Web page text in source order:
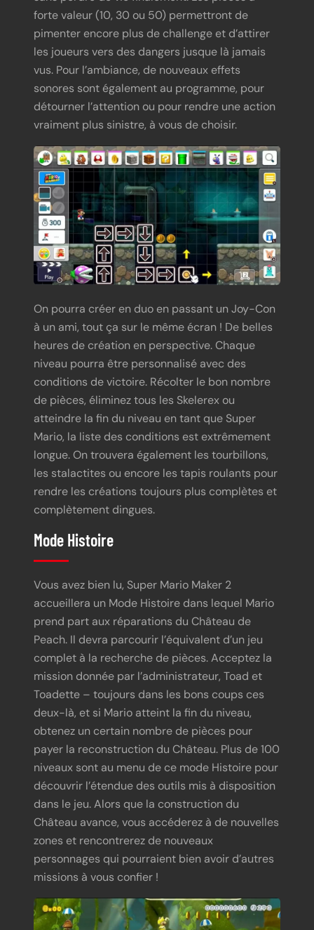
forte valeur (10, 30 ou 50) permettront de
pimenter encore plus de challenge et d’attirer
les joueurs vers des dangers jusque là jamais
vus. Pour l’ambiance, de nouveaux effets
sonores sont également au programme, pour
détourner l’attention ou pour rendre une action
vraiment plus sinistre, à vous de choisir.
On pourra créer en duo en passant un Joy-Con
à un ami, tout ça sur le même écran ! De belles
heures de création en perspective. Chaque
niveau pourra être personnalisé avec des
conditions de victoire. Récolter le bon nombre
de pièces, éliminez tous les Skelerex ou
atteindre la fin du niveau en tant que Super
Mario, la liste des conditions est extrêmement
longue. On trouvera également les tourbillons,
les stalactites ou encore les tapis roulants pour
rendre les créations toujours plus complètes et
complètement dingues.
Mode Histoire
Vous avez bien lu, Super Mario Maker 2
accueillera un Mode Histoire dans lequel Mario
prend part aux réparations du Château de
Peach. Il devra parcourir l’équivalent d’un jeu
complet à la recherche de pièces. Acceptez la
mission donnée par l’administrateur, Toad et
Toadette – toujours dans les bons coups ces
deux-là, et si Mario atteint la fin du niveau,
obtenez un certain nombre de pièces pour
payer la reconstruction du Château. Plus de 100
niveaux sont au menu de ce mode Histoire pour
découvrir l’étendue des outils mis à disposition
dans le jeu. Alors que la construction du
Château avance, vous accéderez à de nouvelles
zones et rencontrerez de nouveaux
personnages qui pourraient bien avoir d’autres
missions à vous confier !